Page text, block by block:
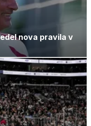
nova pravila v